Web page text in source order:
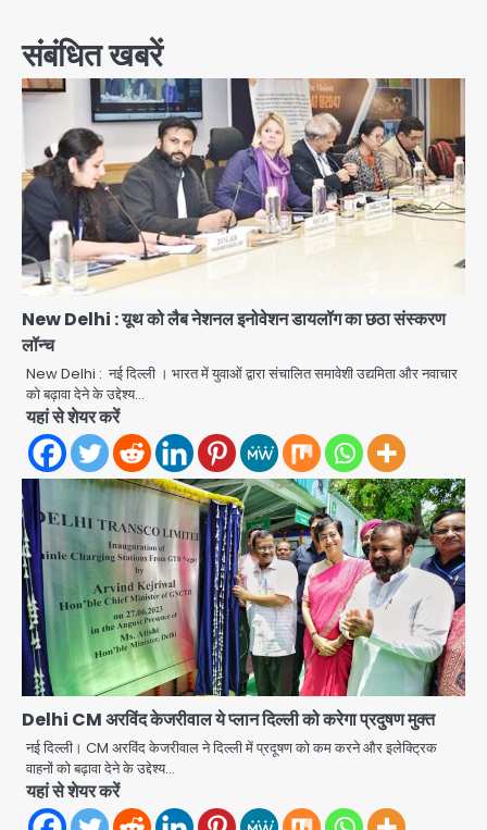
संबंधित खबरें
New Delhi : यूथ को लैब नेशनल इनोवेशन डायलॉग का छठा संस्करण
लॉन्च
New Delhi : नई दिल्ली । भारत में युवाओं द्वारा संचालित समावेशी उद्यमिता और नवाचार
को बढ़ावा देने के उद्देश्य…
यहां से शेयर करें
Delhi CM अरविंद केजरीवाल ये प्लान दिल्ली को करेगा प्रदुषण मुक्त
नई दिल्ली। CM अरविंद केजरीवाल ने दिल्ली में प्रदूषण को कम करने और इलेक्ट्रिक
वाहनों को बढ़ावा देने के उद्देश्य…
यहां से शेयर करें
2
स्वतंत्रता दिवस पर फूलप्रूफ सुरक्षा को लेकर
दिल्ली पुलिस मुख्यालय में मंथन